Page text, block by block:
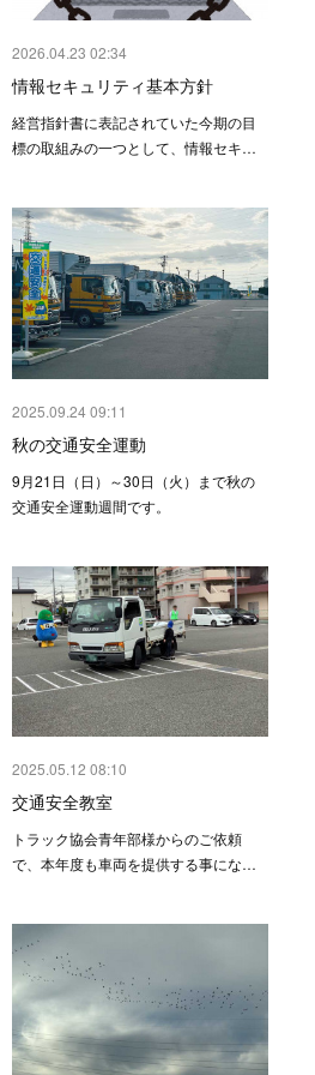
2026.04.23 02:34
情報セキュリティ基本方針
経営指針書に表記されていた今期の目
標の取組みの一つとして、情報セキ…
2025.09.24 09:11
秋の交通安全運動
9月21日（日）～30日（火）まで秋の
交通安全運動週間です。
2025.05.12 08:10
交通安全教室
トラック協会青年部様からのご依頼
で、本年度も車両を提供する事にな…